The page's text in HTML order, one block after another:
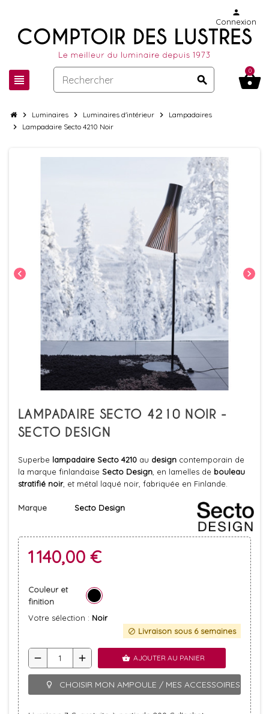
view_headline search
person
Connexion
shopping_basket
0
chevron_right Luminaires chevron_right Luminaires d'intérieur chevron_right Lampadaires
chevron_right Lampadaire Secto 4210 Noir
chevron_left chevron_right
LAMPADAIRE SECTO 4210 NOIR -
SECTO DESIGN
Superbe lampadaire Secto 4210 au design contemporain de
la marque finlandaise Secto Design , en lamelles de bouleau
stratifié noir, et métal laqué noir, fabriquée en Finlande.
Marque Secto Design
1 140,00 €
Couleur et
finition
Votre sélection : Noir
block Livraison sous 6 semaines
remove add shopping_basket AJOUTER AU PANIER
lightbulb_outline CHOISIR MON AMPOULE / MES ACCESSOIRES